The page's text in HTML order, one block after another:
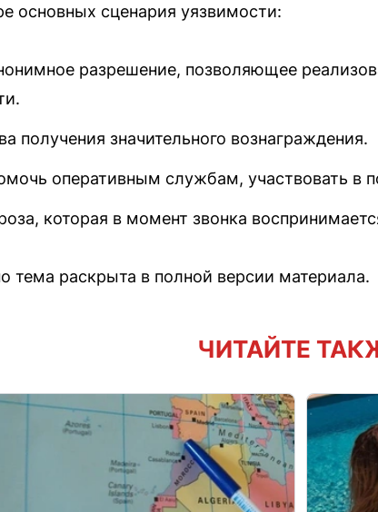
основных сценария уязвимости:
разрешение, позволяющее
получения значительного вознаграждения.
оперативным службам, участвовать в
которая в момент звонка
тема раскрыта в полной версии материала.
ЧИТАЙТЕ